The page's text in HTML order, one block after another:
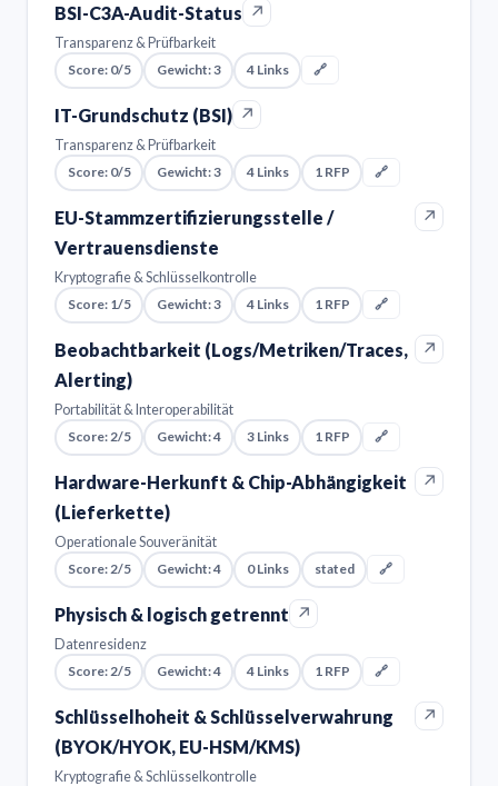
BSI-C3A-Audit-Status ↗
Transparenz & Prüfbarkeit
Score: 0/5
Gewicht: 3 4 Links 🔗
IT-Grundschutz (BSI) ↗
Transparenz & Prüfbarkeit
Score: 0/5
Gewicht: 3 4 Links 1 RFP 🔗
EU-Stammzertifizierungsstelle /
Vertrauensdienste
↗
Kryptografie & Schlüsselkontrolle
Score: 1/5
Gewicht: 3 4 Links 1 RFP 🔗
Beobachtbarkeit (Logs/Metriken/Traces,
Alerting)
↗
Portabilität & Interoperabilität
Score: 2/5
Gewicht: 4 3 Links 1 RFP 🔗
Hardware-Herkunft & Chip-Abhängigkeit
(Lieferkette)
↗
Operationale Souveränität
Score: 2/5
Gewicht: 4 0 Links stated 🔗
Physisch & logisch getrennt ↗
Datenresidenz
Score: 2/5
Gewicht: 4 4 Links 1 RFP 🔗
Schlüsselhoheit & Schlüsselverwahrung
(BYOK/HYOK, EU-HSM/KMS)
↗
Kryptografie & Schlüsselkontrolle